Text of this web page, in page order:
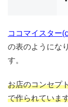
ココマイスター
の表のようにな
す。
お店のコンセプ
で作られていま